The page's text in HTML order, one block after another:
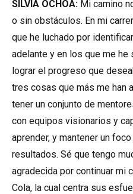
SILVIA OCHOA: Mi camino
o sin obstáculos. En mi
que he luchado por
adelante y en los que me
lograr el progreso que
tres cosas que más me han
tener un conjunto de
con equipos visionarios y
aprender, y mantener un
resultados. Sé que tengo
agradecida por continuar mi
Cola, la cual centra sus